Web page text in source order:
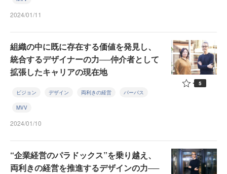
2024/01/11
組織の中に既に存在する価値を発見し、
統合するデザイナーの力──仲介者として
拡張したキャリアの現在地
ビジョン デザイン 両利きの経営 パーパス
MVV
2024/01/10
5
“企業経営のパラドックス”を乗り越え、
両利きの経営を推進するデザインの力──